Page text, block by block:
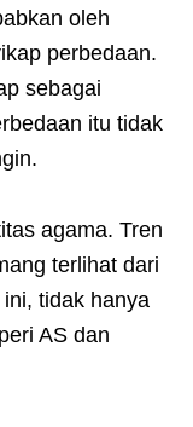
oleh
perbedaan.
sebagai
itu tidak
agama. Tren
terlihat dari
tidak hanya
AS dan